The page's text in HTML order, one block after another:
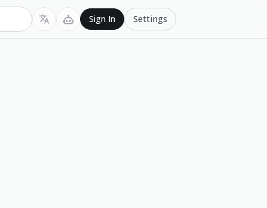
Sign In Settings